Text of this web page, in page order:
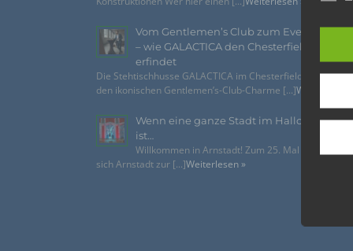
Vom Gentlemen’s Club zum
– wie GALACTICA den Chesterfield-Look
erfindet
Die Stehtischhusse GALACTICA im Chesterfield Style
den ikonischen Gentlemen’s-Club-Charme [...]Weiterlesen »
Wenn eine ganze Stadt im Halloween-
ist…
Willkommen in Arnstadt! Zum 25. Mal verwandelt
sich Arnstadt zur [...]Weiterlesen »